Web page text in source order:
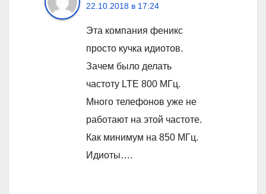
22.10.2018 в 17:24
Эта компания феникс
просто кучка идиотов.
Зачем было делать
частоту LTE 800 МГц.
Много телефонов уже не
работают на этой частоте.
Как минимум на 850 МГц.
Идиоты….